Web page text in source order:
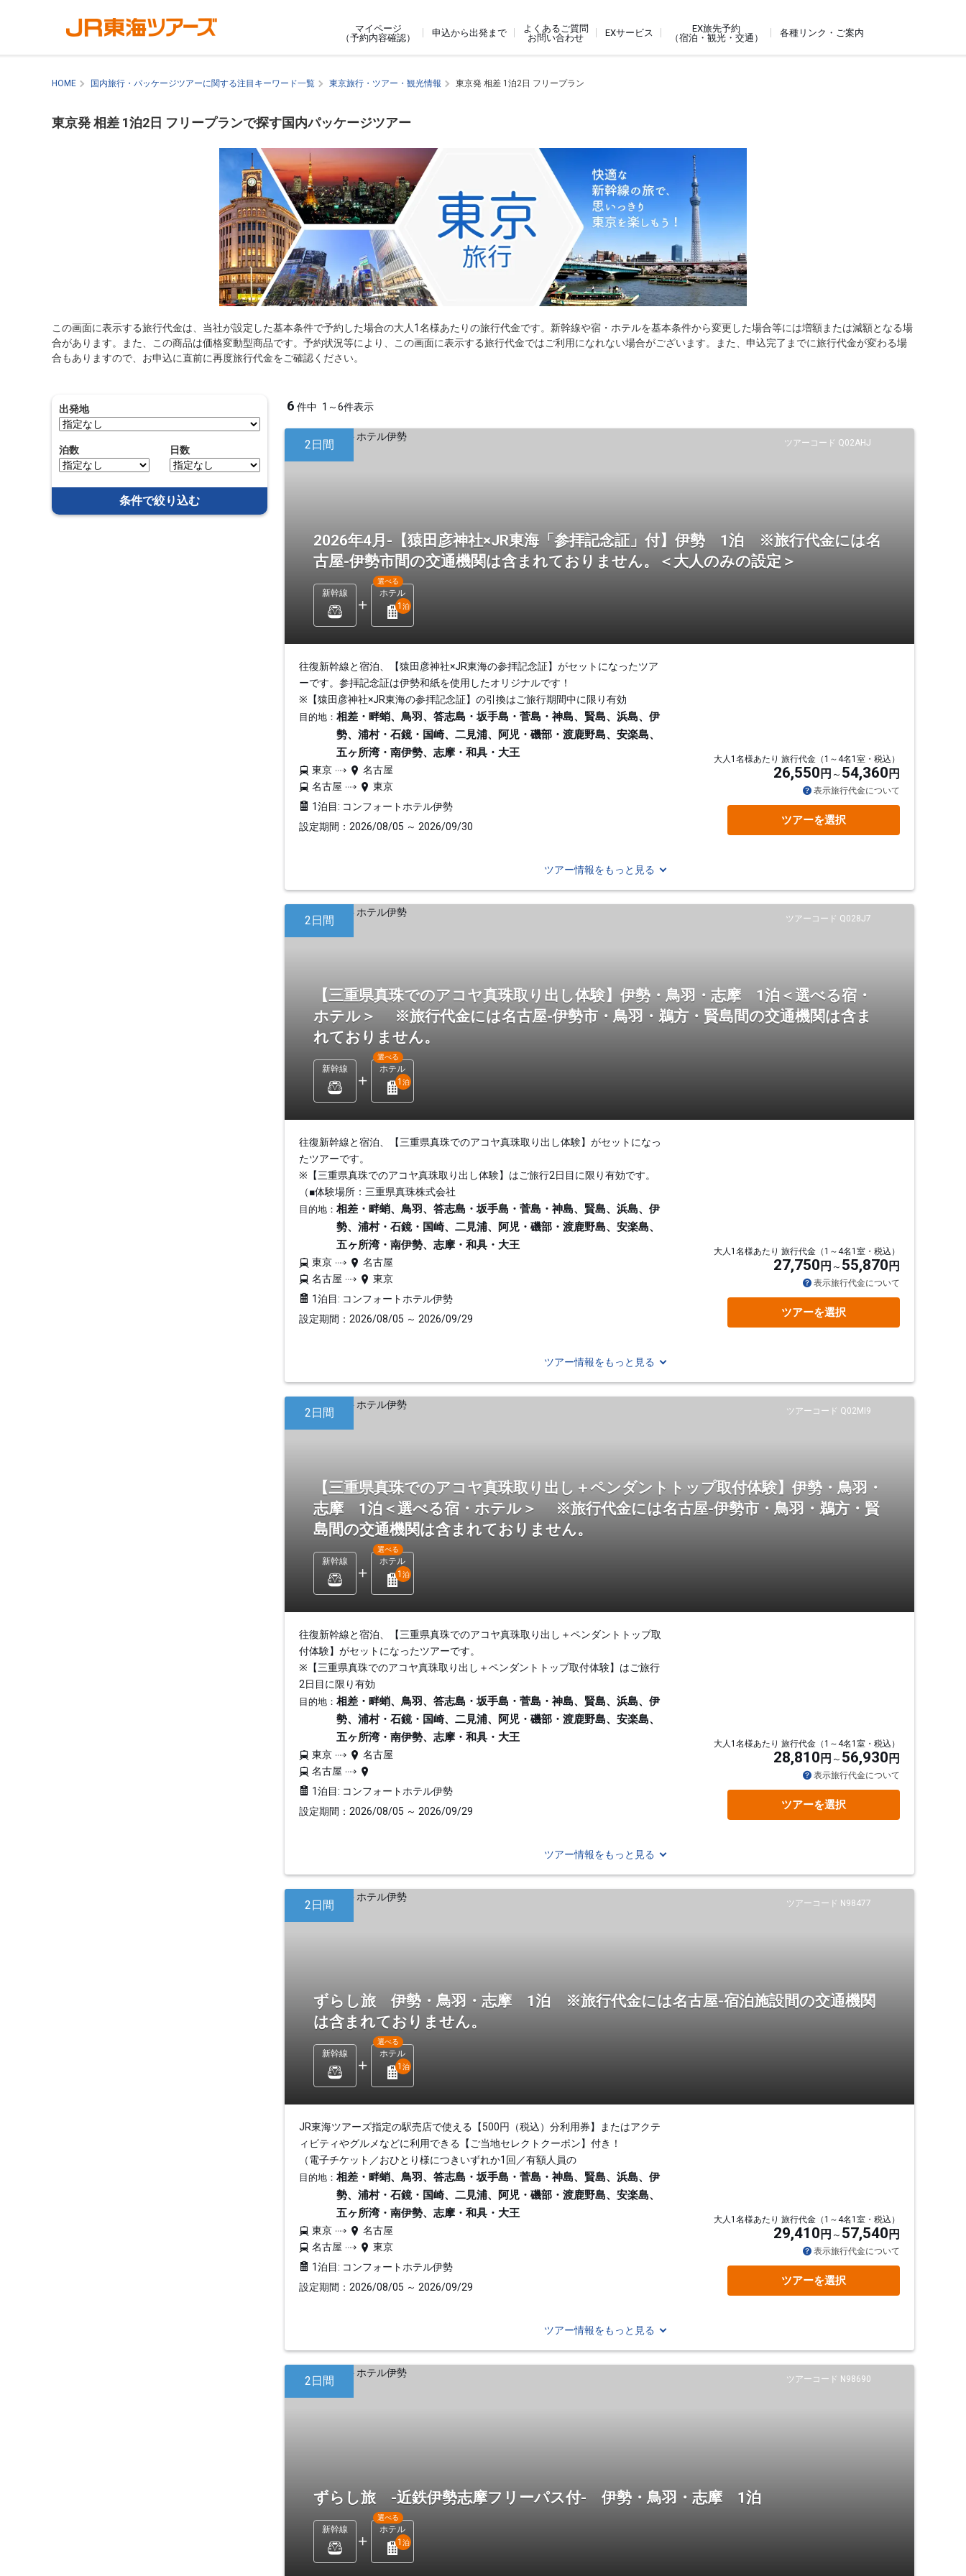
マイページ
（予約内容確認）
申込から出発まで
よくあるご質問
お問い合わせ
EXサービス
EX旅先予約
（宿泊・観光・交通）
各種リンク・ご案内
HOME 国内旅行・パッケージツアーに関する注目キーワード一覧 東京旅行・ツアー・観光情報 東京発 相差 1泊2日 フリープラン
東京発 相差 1泊2日 フリープランで探す国内パッケージツアー
この画面に表示する旅行代金は、当社が設定した基本条件で予約した場合の大人1名様あたりの旅行代金です。新幹線や宿・ホテルを基本条件から変更した場合等には増額または減額となる場
合があります。また、この商品は価格変動型商品です。予約状況等により、この画面に表示する旅行代金ではご利用になれない場合がございます。また、申込完了までに旅行代金が変わる場
合もありますので、お申込に直前に再度旅行代金をご確認ください。
出発地
泊数 日数
条件で絞り込む
6 件中 1～6件表示
ツアーコード Q02AHJ
2日間
2026年4月-【猿田彦神社×JR東海「参拝記念証」付】伊勢 1泊 ※旅行代金には名
古屋-伊勢市間の交通機関は含まれておりません。＜大人のみの設定＞
新幹線 ホテル
選べる
1 泊
往復新幹線と宿泊、【猿田彦神社×JR東海の参拝記念証】がセットになったツア
ーです。参拝記念証は伊勢和紙を使用したオリジナルです！
※【猿田彦神社×JR東海の参拝記念証】の引換はご旅行期間中に限り有効
目的地： 相差・畔蛸、鳥羽、答志島・坂手島・菅島・神島、賢島、浜島、伊
勢、浦村・石鏡・国崎、二見浦、阿児・磯部・渡鹿野島、安楽島、
五ヶ所湾・南伊勢、志摩・和具・大王
東京
名古屋
名古屋
東京
1泊目: コンフォートホテル伊勢
設定期間：2026/08/05 ～ 2026/09/30
大人1名様あたり 旅行代金（1～4名1室・税込）
26,550 円 54,360 円
表示旅行代金について
ツアーを選択
ツアー情報をもっと見る
ツアーコード Q028J7
2日間
【三重県真珠でのアコヤ真珠取り出し体験】伊勢・鳥羽・志摩 1泊＜選べる宿・
ホテル＞ ※旅行代金には名古屋-伊勢市・鳥羽・鵜方・賢島間の交通機関は含ま
れておりません。
新幹線 ホテル
選べる
1 泊
往復新幹線と宿泊、【三重県真珠でのアコヤ真珠取り出し体験】がセットになっ
たツアーです。
※【三重県真珠でのアコヤ真珠取り出し体験】はご旅行2日目に限り有効です。
（■体験場所：三重県真珠株式会社
目的地： 相差・畔蛸、鳥羽、答志島・坂手島・菅島・神島、賢島、浜島、伊
勢、浦村・石鏡・国崎、二見浦、阿児・磯部・渡鹿野島、安楽島、
五ヶ所湾・南伊勢、志摩・和具・大王
東京
名古屋
名古屋
東京
1泊目: コンフォートホテル伊勢
設定期間：2026/08/05 ～ 2026/09/29
大人1名様あたり 旅行代金（1～4名1室・税込）
27,750 円 55,870 円
表示旅行代金について
ツアーを選択
ツアー情報をもっと見る
ツアーコード Q02MI9
2日間
【三重県真珠でのアコヤ真珠取り出し＋ペンダントトップ取付体験】伊勢・鳥羽・
志摩 1泊＜選べる宿・ホテル＞ ※旅行代金には名古屋-伊勢市・鳥羽・鵜方・賢
島間の交通機関は含まれておりません。
新幹線 ホテル
選べる
1 泊
往復新幹線と宿泊、【三重県真珠でのアコヤ真珠取り出し＋ペンダントトップ取
付体験】がセットになったツアーです。
※【三重県真珠でのアコヤ真珠取り出し＋ペンダントトップ取付体験】はご旅行
2日目に限り有効
目的地： 相差・畔蛸、鳥羽、答志島・坂手島・菅島・神島、賢島、浜島、伊
勢、浦村・石鏡・国崎、二見浦、阿児・磯部・渡鹿野島、安楽島、
五ヶ所湾・南伊勢、志摩・和具・大王
東京
名古屋
名古屋
1泊目: コンフォートホテル伊勢
設定期間：2026/08/05 ～ 2026/09/29
大人1名様あたり 旅行代金（1～4名1室・税込）
28,810 円 56,930 円
表示旅行代金について
ツアーを選択
ツアー情報をもっと見る
ツアーコード N98477
2日間
ずらし旅 伊勢・鳥羽・志摩 1泊 ※旅行代金には名古屋-宿泊施設間の交通機関
は含まれておりません。
新幹線 ホテル
選べる
1 泊
JR東海ツアーズ指定の駅売店で使える【500円（税込）分利用券】またはアクテ
ィビティやグルメなどに利用できる【ご当地セレクトクーポン】付き！
（電子チケット／おひとり様につきいずれか1回／有額人員の
目的地： 相差・畔蛸、鳥羽、答志島・坂手島・菅島・神島、賢島、浜島、伊
勢、浦村・石鏡・国崎、二見浦、阿児・磯部・渡鹿野島、安楽島、
五ヶ所湾・南伊勢、志摩・和具・大王
東京
名古屋
名古屋
東京
1泊目: コンフォートホテル伊勢
設定期間：2026/08/05 ～ 2026/09/29
大人1名様あたり 旅行代金（1～4名1室・税込）
29,410 円 57,540 円
表示旅行代金について
ツアーを選択
ツアー情報をもっと見る
ツアーコード N98690
2日間
ずらし旅 -近鉄伊勢志摩フリーパス付- 伊勢・鳥羽・志摩 1泊
新幹線 ホテル
選べる
1 泊